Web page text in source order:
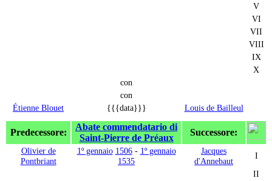
V
VI
VII
VIII
IX
X
con
con
Étienne Blouet
{{{data}}} Louis de Bailleul
Predecessore:
Abate commendatario di
Saint-Pierre de Préaux
Successore:
Olivier de
Pontbriant
1º gennaio 1506- 1º gennaio
1535
Jacques
d'Annebaut
I
II